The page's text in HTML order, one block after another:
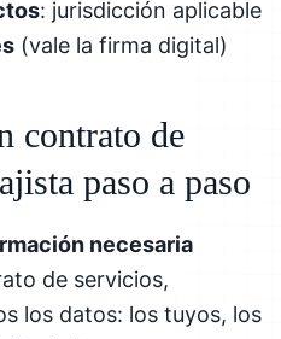
: jurisdicción aplicable
(vale la firma digital)
contrato de
paso a paso
necesaria
de servicios,
los datos: los tuyos, los